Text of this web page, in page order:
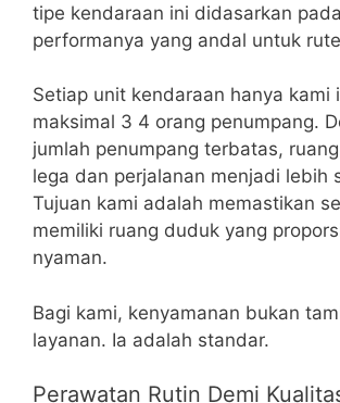
tipe kendaraan ini didasarkan pada
performanya yang andal untuk
Setiap unit kendaraan hanya kami
maksimal 3 4 orang penumpang.
jumlah penumpang terbatas,
lega dan perjalanan menjadi lebih
Tujuan kami adalah memastikan
memiliki ruang duduk yang
nyaman.
Bagi kami, kenyamanan bukan
layanan. Ia adalah standar.
Perawatan Rutin Demi